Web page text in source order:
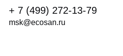
+ 7 (499) 272-13-79
msk@ecosan.ru